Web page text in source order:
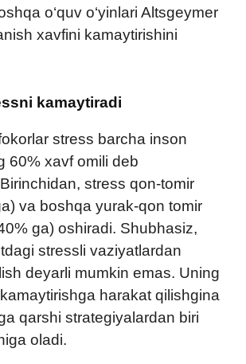
o‘quv o‘yinlari Altsgeymer
xavfini kamaytirishini
kamaytiradi
stress barcha inson
60% xavf omili deb
stress qon-tomir
va boshqa yurak-qon tomir
ga) oshiradi. Shubhasiz,
stressli vaziyatlardan
deyarli mumkin emas. Uning
harakat qilishgina
qarshi strategiyalardan biri
oladi.